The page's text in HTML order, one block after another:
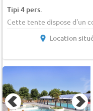
Tipi 4 pers.
Cette tente dispose d'un
Location